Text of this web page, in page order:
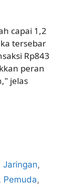
capai 1,2
tersebar
Rp843
peran
jelas
Jaringan,
, Pemuda,